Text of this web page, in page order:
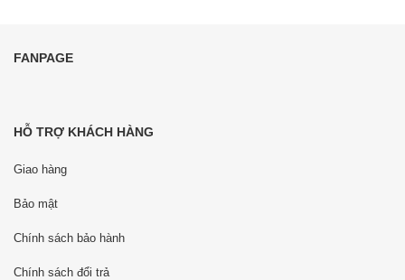
FANPAGE
HỖ TRỢ KHÁCH HÀNG
Giao hàng
Bảo mật
Chính sách bảo hành
Chính sách đổi trả